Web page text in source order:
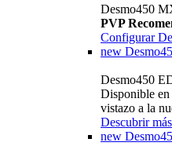
Desmo450
PVP
Configurar
new
Desmo450
Disponible
vistazo a la
Descubrir más
new